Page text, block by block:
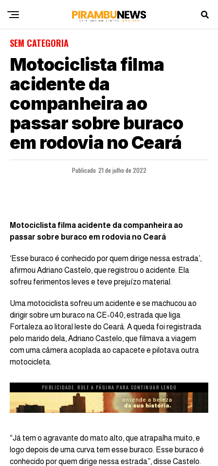
SEM CATEGORIA
Motociclista filma
acidente da
companheira ao
passar sobre buraco
em rodovia no Ceará
Publicado 21 de julho de 2022
Motociclista filma acidente da companheira ao
passar sobre buraco em rodovia no Ceará
‘Esse buraco é conhecido por quem dirige nessa estrada’,
afirmou Adriano Castelo, que registrou o acidente. Ela
sofreu ferimentos leves e teve prejuízo material.
Uma motociclista sofreu um acidente e se machucou ao
dirigir sobre um buraco na CE-040, estrada que liga
Fortaleza ao litoral leste do Ceará. A queda foi registrada
pelo marido dela, Adriano Castelo, que filmava a viagem
com uma câmera acoplada ao capacete e pilotava outra
motocicleta.
PUBLICIDADE. ROLE A PÁGINA PARA CONTINUAR LENDO
“Já tem o agravante do mato alto, que atrapalha muito, e
logo depois de uma curva tem esse buraco. Esse buraco é
conhecido por quem dirige nessa estrada”, disse Castelo.